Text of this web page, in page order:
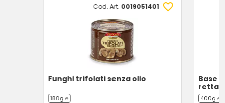
Cod. Art. 0019051401
Funghi trifolati senza olio
180g ℮
Base
400g ℮